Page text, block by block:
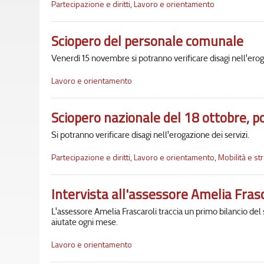
Partecipazione e diritti,Lavoro e orientamento
Sciopero del personale comunale
Venerdì 15 novembre si potranno verificare disagi
Lavoro e orientamento
Sciopero nazionale del 18 ottobre,
Si potranno verificare disagi nell'erogazione dei servizi.
Partecipazione e diritti,Lavoro e orientamento,Mobilità e
Intervista all'assessore Amelia
L'assessore Amelia Frascaroli traccia un primo bilancio
aiutate ogni mese.
Lavoro e orientamento